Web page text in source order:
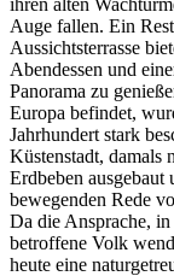
Auge fallen. Ein
Aussichtsterrasse
Abendessen und
Panorama zu
Europa befindet,
Jahrhundert stark
Küstenstadt, damals
Erdbeben ausgebaut
bewegenden Rede
Da die Ansprache,
betroffene Volk
heute eine